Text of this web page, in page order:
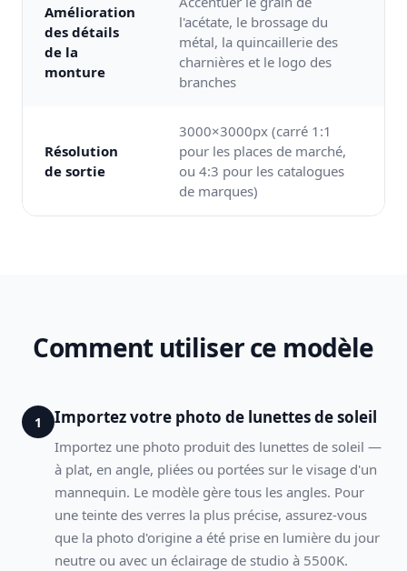
Amélioration
des détails
de la
monture
l'acétate, le brossage du
métal, la quincaillerie des
charnières et le logo des
branches
Résolution
de sortie
3000×3000px (carré 1:1
pour les places de marché,
ou 4:3 pour les catalogues
de marques)
Comment utiliser ce modèle
1 Importez votre photo de lunettes de soleil
Importez une photo produit des lunettes de soleil —
à plat, en angle, pliées ou portées sur le visage d'un
mannequin. Le modèle gère tous les angles. Pour
une teinte des verres la plus précise, assurez-vous
que la photo d'origine a été prise en lumière du jour
neutre ou avec un éclairage de studio à 5500K.